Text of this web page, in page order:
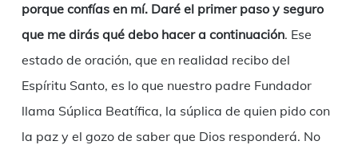
porque confías en mí. Daré el primer paso y seguro
que me dirás qué debo hacer a continuación. Ese
estado de oración, que en realidad recibo del
Espíritu Santo, es lo que nuestro padre Fundador
llama Súplica Beatífica, la súplica de quien pido con
la paz y el gozo de saber que Dios responderá. No